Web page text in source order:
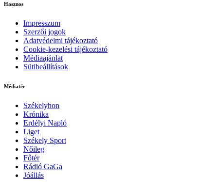
Hasznos
Impresszum
Szerzői jogok
Adatvédelmi tájékoztató
Cookie-kezelési tájékoztató
Médiaajánlat
Sütibeállítások
Médiatér
Székelyhon
Krónika
Erdélyi Napló
Liget
Székely Sport
Nőileg
Főtér
Rádió GaGa
Jóállás